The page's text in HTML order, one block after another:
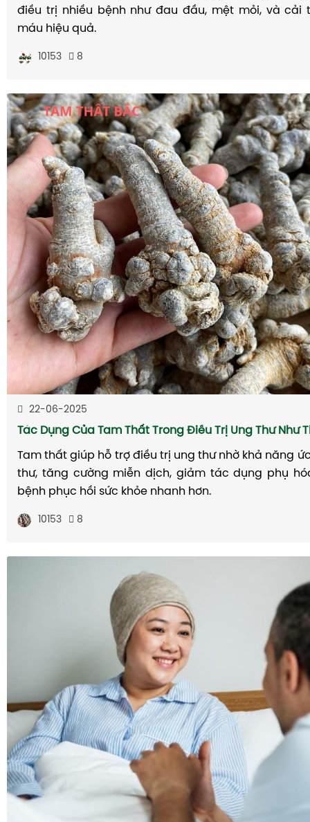
điều trị nhiều bệnh như đau đầu, mệt mỏi, và cải
máu hiệu quả.
10153 8
22-06-2025
Tác Dụng Của Tam Thất Trong Điều Trị Ung Thư Như
Tam thất giúp hỗ trợ điều trị ung thư nhờ khả năng
thư, tăng cường miễn dịch, giảm tác dụng phụ
bệnh phục hồi sức khỏe nhanh hơn.
10153 8